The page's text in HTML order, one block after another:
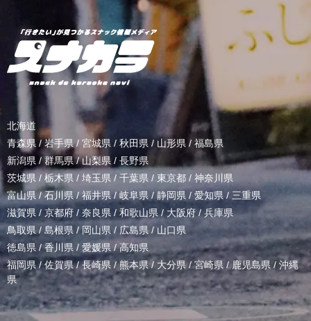
北海道
青森県 / 岩手県/ 宮城県 / 秋田県 / 山形県/ 福島県
新潟県 /群馬県/山梨県 / 長野県
茨城県 / 栃木県 / 埼玉県 / 千葉県 / 東京都 / 神奈川県
富山県 /石川県/福井県/岐阜県 / 静岡県 / 愛知県 / 三重県
滋賀県 / 京都府 / 奈良県 / 和歌山県/ 大阪府 /兵庫県
鳥取県/ 島根県 /岡山県/ 広島県 / 山口県
徳島県 /香川県 / 愛媛県/高知県
福岡県/佐賀県/長崎県 /熊本県/ 大分県/宮崎県 /鹿児島県 / 沖縄
県